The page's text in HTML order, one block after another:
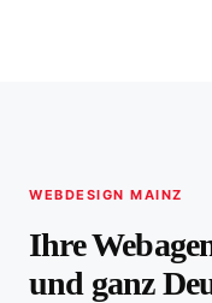
WEBDESIGN MAINZ
Ihre
und ganz